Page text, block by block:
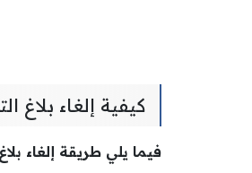
كيفية إلغاء بلاغ
فيما يلي طريقة إلغاء